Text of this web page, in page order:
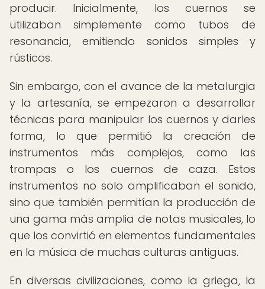
producir. Inicialmente, los cuernos se
utilizaban simplemente como tubos de
resonancia, emitiendo sonidos simples y
rústicos.
Sin embargo, con el avance de la metalurgia
y la artesanía, se empezaron a desarrollar
técnicas para manipular los cuernos y darles
forma, lo que permitió la creación de
instrumentos más complejos, como las
trompas o los cuernos de caza. Estos
instrumentos no solo amplificaban el sonido,
sino que también permitían la producción de
una gama más amplia de notas musicales, lo
que los convirtió en elementos fundamentales
en la música de muchas culturas antiguas.
En diversas civilizaciones, como la griega, la